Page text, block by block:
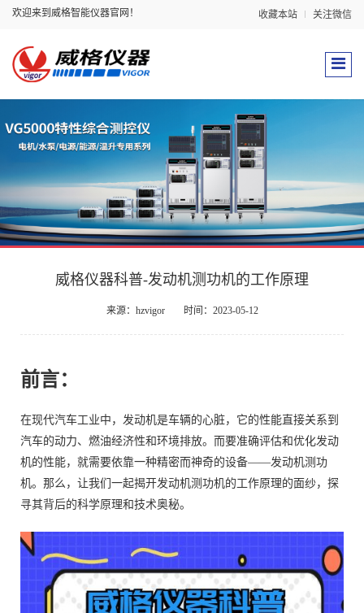
欢迎来到威格智能仪器官网！ 收藏本站 关注微信
威格仪器科普-发动机测功机的工作原理
来源：hzvigor 时间：2023-05-12
前言：
在现代汽车工业中，发动机是车辆的心脏，它的性能直接关系到
汽车的动力、燃油经济性和环境排放。而要准确评估和优化发动
机的性能，就需要依靠一种精密而神奇的设备——发动机测功
机。那么，让我们一起揭开发动机测功机的工作原理的面纱，探
寻其背后的科学原理和技术奥秘。